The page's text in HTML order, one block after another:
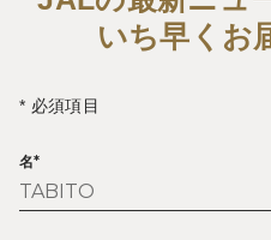
いち早くお
* 必須項目
名*